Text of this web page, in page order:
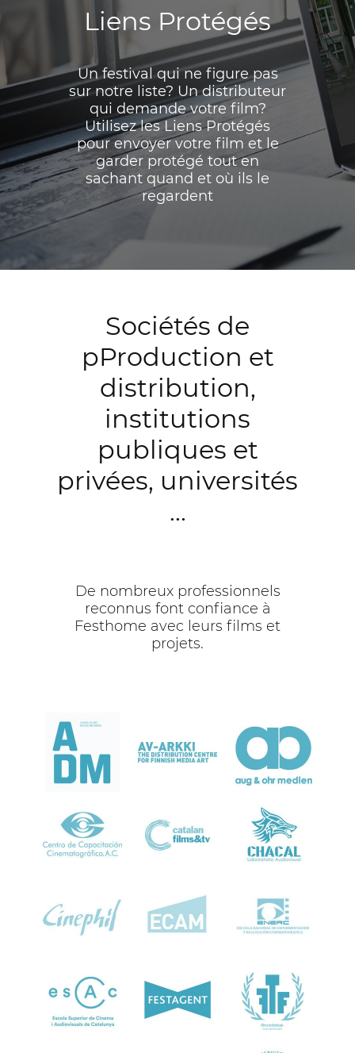
Liens Protégés
Un festival qui ne figure pas
sur notre liste? Un distributeur
qui demande votre film?
Utilisez les Liens Protégés
pour envoyer votre film et le
garder protégé tout en
sachant quand et où ils le
regardent
Sociétés de
pProduction et
distribution,
institutions
publiques et
privées, universités
...
De nombreux professionnels
reconnus font confiance à
Festhome avec leurs films et
projets.